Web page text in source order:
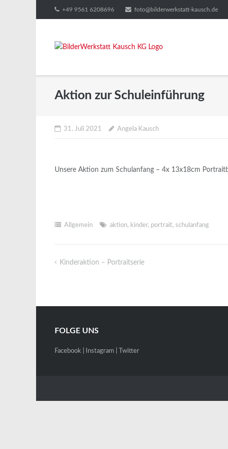
zum
+49 9561 6208696 foto@bilderwerkstatt-kausch.de
Aktion zur Schuleinführung
31. Juli 2021 Angela Kausch
Unsere Aktion zum Schulanfang – 4x 13x18cm
Allgemein aktion, kinder, portrait, schulanfang
Kinderaktion – Portraitserie
FOLGE UNS
Facebook Instagram Twitter